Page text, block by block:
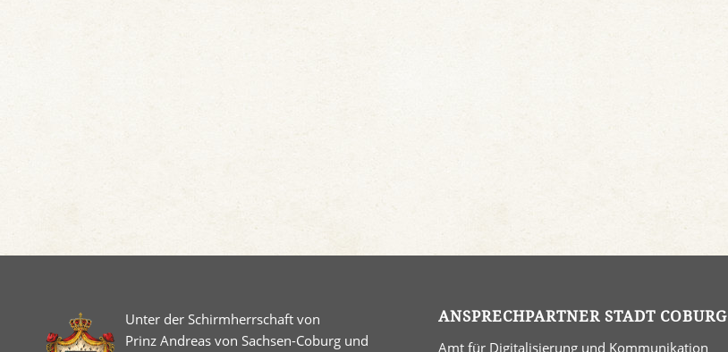
Unter der Schirmherrschaft von
Prinz Andreas von Sachsen-Coburg und
ANSPRECHPARTNER STADT COBURG
Amt für Digitalisierung und Kommunikation